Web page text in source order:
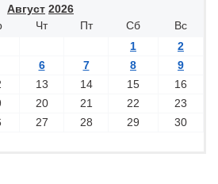
Август 2026
Чт Пт Сб
Вс
1
2
6 7 8
9
13 14 15
16
20 21 22
23
27 28 29
30